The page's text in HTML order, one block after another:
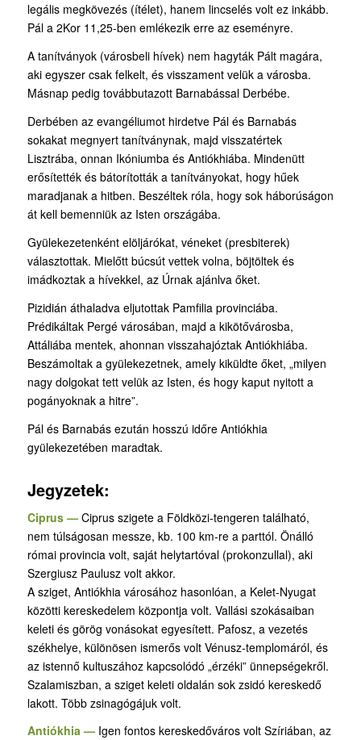
legális megkövezés (ítélet), hanem lincselés volt ez inkább.
Pál a 2Kor 11,25-ben emlékezik erre az eseményre.
A tanítványok (városbeli hívek) nem hagyták Pált magára,
aki egyszer csak felkelt, és visszament velük a városba.
Másnap pedig továbbutazott Barnabással Derbébe.
Derbében az evangéliumot hirdetve Pál és Barnabás
sokakat megnyert tanítványnak, majd visszatértek
Lisztrába, onnan Ikóniumba és Antiókhiába. Mindenütt
erősítették és bátorították a tanítványokat, hogy hűek
maradjanak a hitben. Beszéltek róla, hogy sok háborúságon
át kell bemenniük az Isten országába.
Gyülekezetenként elöljárókat, véneket (presbiterek)
választottak. Mielőtt búcsút vettek volna, böjtöltek és
imádkoztak a hívekkel, az Úrnak ajánlva őket.
Pizidián áthaladva eljutottak Pamfilia provinciába.
Prédikáltak Pergé városában, majd a kikötővárosba,
Attáliába mentek, ahonnan visszahajóztak Antiókhiába.
Beszámoltak a gyülekezetnek, amely kiküldte őket, „milyen
nagy dolgokat tett velük az Isten, és hogy kaput nyitott a
pogányoknak a hitre”.
Pál és Barnabás ezután hosszú időre Antiókhia
gyülekezetében maradtak.
Jegyzetek:
Ciprus — Ciprus szigete a Földközi-tengeren található,
nem túlságosan messze, kb. 100 km-re a parttól. Önálló
római provincia volt, saját helytartóval (prokonzullal), aki
Szergiusz Paulusz volt akkor.
A sziget, Antiókhia városához hasonlóan, a Kelet-Nyugat
közötti kereskedelem központja volt. Vallási szokásaiban
keleti és görög vonásokat egyesített. Pafosz, a vezetés
székhelye, különösen ismerős volt Vénusz-templomáról, és
az istennő kultuszához kapcsolódó „érzéki” ünnepségekről.
Szalamiszban, a sziget keleti oldalán sok zsidó kereskedő
lakott. Több zsinagógájuk volt.
Antiókhia — Igen fontos kereskedőváros volt Szíriában, az